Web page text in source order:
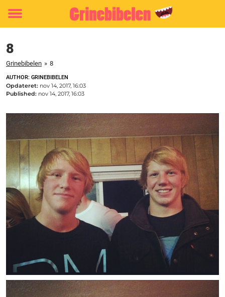
Toggle
8
Grinebibelen » 8
AUTHOR: GRINEBIBELEN
Opdateret: nov 14, 2017, 16:03
Published: nov 14, 2017, 16:03